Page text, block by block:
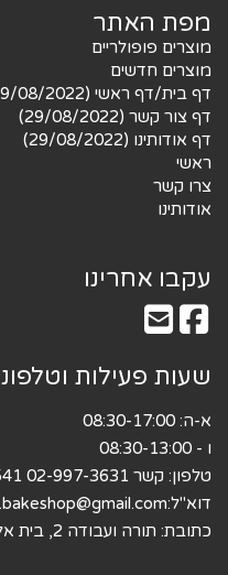
מפת האתר
מוצרים פופולריים
מוצרים חדשים
דף בית/דף ראשי (29/08/2022)
דף צור קשר (29/08/2022)
דף אודותינו (29/08/2022)
ראשי
צרו קשר
אודותינו
עקבו אחרינו
שעות פעילות
א-ה: 08:30-17:00
ו - 08:30-13:00
טלפון: קשר 02-997-3631 055-6601541
דוא"ל:
כתובת: תורה ועבודה 2, בית אל